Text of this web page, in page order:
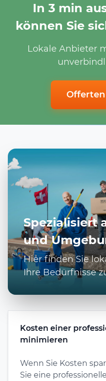
In 3 min
können Sie
Lokale Anbieter
Spezialisiert
und
Hier finden Sie
Ihre Bedürfnisse
Kosten einer
minimieren
Wenn Sie Kosten
Sie eine